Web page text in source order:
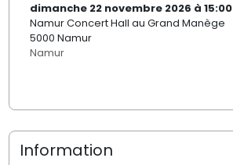
dimanche 22 novembre 2026 à 15:00
Namur Concert Hall au Grand Manège
5000 Namur
Namur
Information